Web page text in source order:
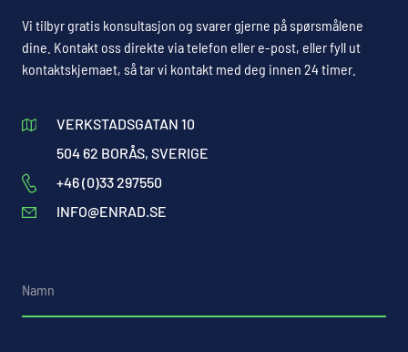
Vi tilbyr gratis konsultasjon og svarer gjerne på spørsmålene
dine. Kontakt oss direkte via telefon eller e-post, eller fyll ut
kontaktskjemaet, så tar vi kontakt med deg innen 24 timer.
VERKSTADSGATAN 10
504 62 BORÅS, SVERIGE
+46 (0)33 297550
INFO@ENRAD.SE